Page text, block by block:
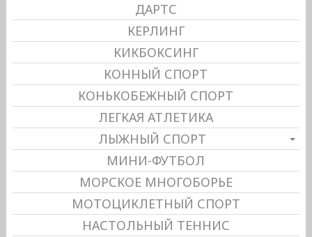
ДАРТС
КЕРЛИНГ
КИКБОКСИНГ
КОННЫЙ СПОРТ
КОНЬКОБЕЖНЫЙ СПОРТ
ЛЕГКАЯ АТЛЕТИКА
ЛЫЖНЫЙ СПОРТ
МИНИ-ФУТБОЛ
МОРСКОЕ МНОГОБОРЬЕ
МОТОЦИКЛЕТНЫЙ СПОРТ
НАСТОЛЬНЫЙ ТЕННИС